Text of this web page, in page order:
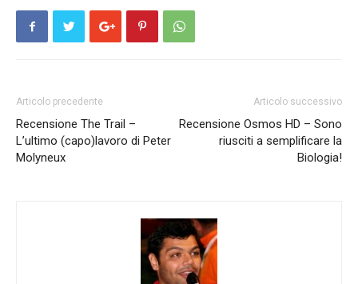
Articolo precedente
Recensione The Trail –
L’ultimo (capo)lavoro di Peter
Molyneux
Articolo successivo
Recensione Osmos HD – Sono
riusciti a semplificare la
Biologia!